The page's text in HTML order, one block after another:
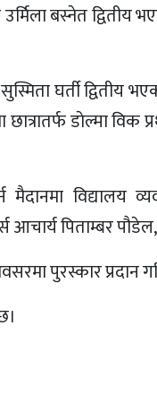
बस्नेत द्वितीय
घर्ती द्वितीय
डाेल्मा
मैदानमा विद्यालय
पिताम्बर
पुरस्कार